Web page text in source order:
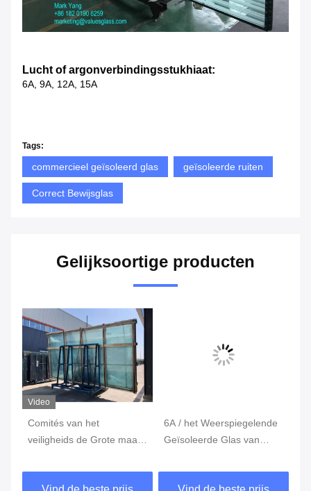
Lucht of argonverbindingsstukhiaat:
6A, 9A, 12A, 15A
Tags:
commercieel geïsoleerd glas geïsoleerde ruiten
Correct Bewijsglas
Gelijksoortige producten
Video
Comités van het
veiligheids de Grote maat
venster voor Opslag
6A / het Weerspiegelende
Geïsoleerde Glas van
Glas Hol Glas